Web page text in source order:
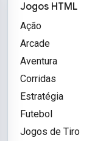
Jogos HTML
Ação
Arcade
Aventura
Corridas
Estratégia
Futebol
Jogos de Tiro